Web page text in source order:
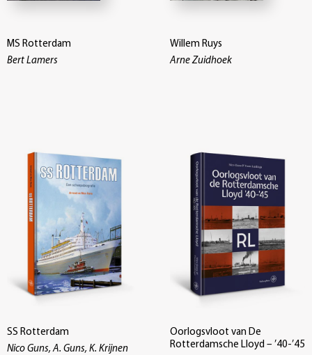
MS Rotterdam
Bert Lamers
Willem Ruys
Arne Zuidhoek
SS Rotterdam
Nico Guns, A. Guns, K. Krijnen
Oorlogsvloot van De
Rotterdamsche Lloyd – ’40-’45